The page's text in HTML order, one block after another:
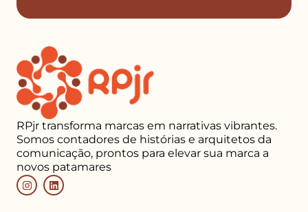
RPjr transforma marcas em narrativas vibrantes.
Somos contadores de histórias e arquitetos da
comunicação, prontos para elevar sua marca a
novos patamares